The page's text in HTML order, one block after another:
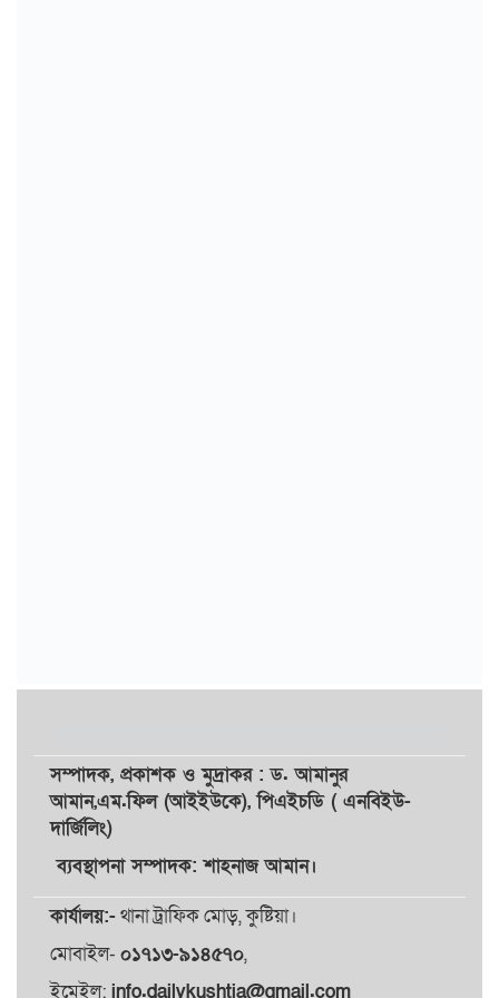
সম্পাদক, প্রকাশকওমুদ্রাকর: ড. আমানুর
আমান,এম.ফিল (আইইউকে), পিএইচডি ( এনবিইউ-
দার্জিলিং)
ব্যবস্থাপনা সম্পাদক: শাহনাজ আমান।
কার্যালয়:-থানা ট্রাফিক মোড়, কুষ্টিয়া।
মোবাইল- ০১৭১৩-৯১৪৫৭০,
ইমেইল: info.dailykushtia@gmail.com